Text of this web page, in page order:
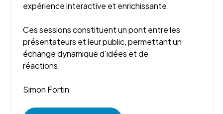
expérience interactive et enrichissante.
Ces sessions constituent un pont entre les
présentateurs et leur public, permettant un
échange dynamique d'idées et de
réactions.
Simon Fortin